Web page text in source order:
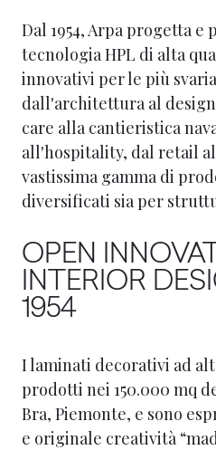
Dal 1954, Arpa progetta
tecnologia HPL di alta
innovativi per le più
dall'architettura al
care alla cantieristica
all'hospitality, dal retail
vastissima gamma di
diversificati sia per
OPEN
INTERIOR
1954
I laminati decorativi ad
prodotti nei 150.000 mq
Bra, Piemonte, e sono
e originale creatività